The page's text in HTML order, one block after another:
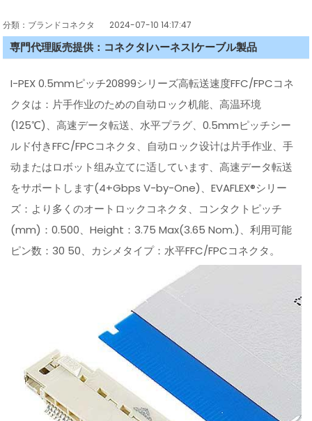
分類：ブランドコネクタ 2024-07-10 14:17:47
専門代理販売提供：コネクタ|ハーネス|ケーブル製品
I-PEX 0.5mmピッチ20899シリーズ高転送速度FFC/FPCコネ
クタは：片手作业のための自动ロック机能、高温环境
(125℃)、高速データ転送、水平プラグ、0.5mmピッチシー
ルド付きFFC/FPCコネクタ、自动ロック设计は片手作业、手
动またはロボット组み立てに适しています、高速データ転送
をサポートします(4+Gbps V-by-One)、EVAFLEX®シリー
ズ：より多くのオートロックコネクタ、コンタクトピッチ
(mm)：0.500、Height：3.75 Max(3.65 Nom.)、利用可能
ピン数：30 50、カシメタイプ：水平FFC/FPCコネクタ。